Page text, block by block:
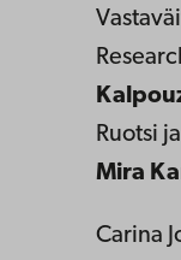
Ruotsi
Mira
Carina